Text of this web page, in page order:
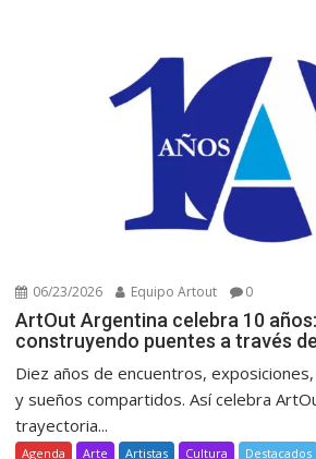
06/23/2026 Equipo Artout 0
ArtOut Argentina celebra 10
construyendo puentes a través
Diez años de encuentros,
y sueños compartidos. Así celebra
trayectoria...
Agenda Arte Artistas Cultura Destacados